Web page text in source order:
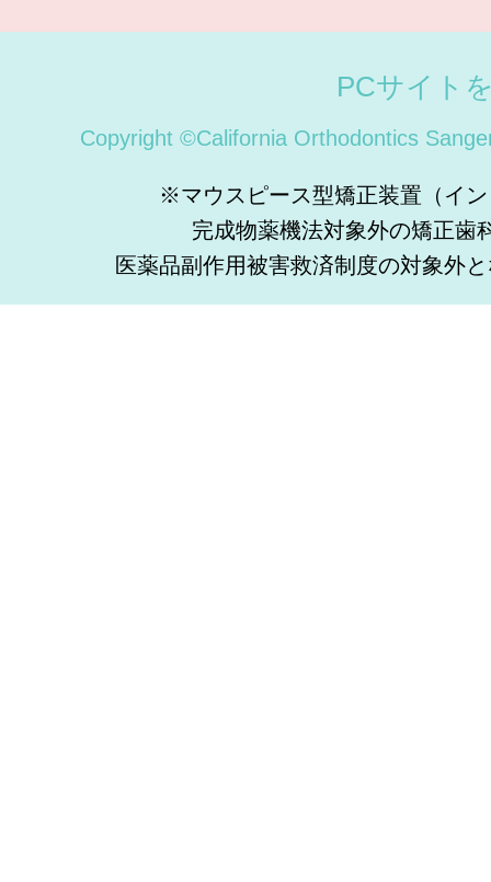
PCサイト
Copyright ©California Orthodontics
※マウスピース型矯正装置（イ
完成物薬機法対象外の矯正歯
医薬品副作用被害救済制度の対象外